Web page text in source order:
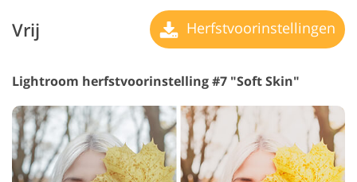
Vrij Herfstvoorinstellingen
Lightroom herfstvoorinstelling #7 "Soft Skin"